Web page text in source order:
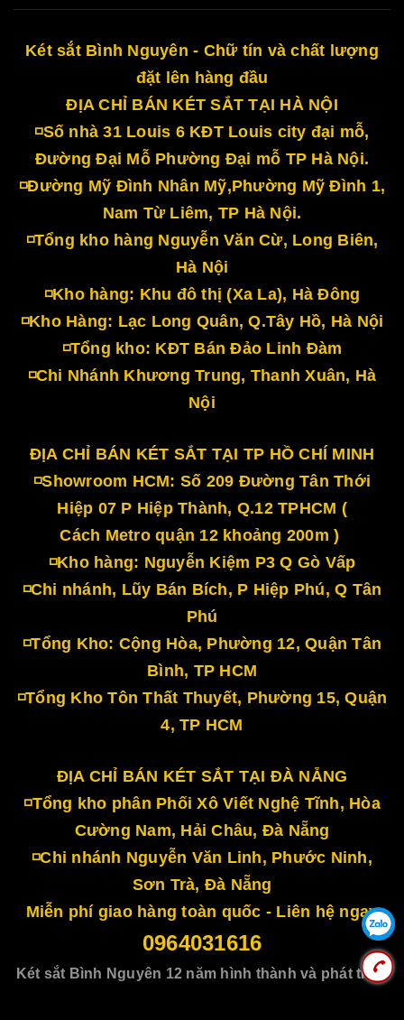
Két sắt Bình Nguyên - Chữ tín và chất lượng
đặt lên hàng đầu
ĐỊA CHỈ BÁN KÉT SẮT TẠI HÀ NỘI
◽Số nhà 31 Louis 6 KĐT Louis city đại mỗ,
Đường Đại Mỗ Phường Đại mỗ TP Hà Nội.
◽Đường Mỹ Đình Nhân Mỹ,Phường Mỹ Đình 1,
Nam Từ Liêm, TP Hà Nội.
◽Tổng kho hàng Nguyễn Văn Cừ, Long Biên,
Hà Nội
◽Kho hàng: Khu đô thị (Xa La), Hà Đông
◽Kho Hàng: Lạc Long Quân, Q.Tây Hồ, Hà Nội
◽Tổng kho: KĐT Bán Đảo Linh Đàm
◽Chi Nhánh Khương Trung, Thanh Xuân, Hà
Nội
ĐỊA CHỈ BÁN KÉT SẮT TẠI TP HỒ CHÍ MINH
◽Showroom HCM: Số 209 Đường Tân Thới
Hiệp 07 P Hiệp Thành, Q.12 TPHCM (
Cách Metro quận 12 khoảng 200m )
◽Kho hàng: Nguyễn Kiệm P3 Q Gò Vấp
◽Chi nhánh, Lũy Bán Bích, P Hiệp Phú, Q Tân
Phú
◽Tổng Kho: Cộng Hòa, Phường 12, Quận Tân
Bình, TP HCM
◽Tổng Kho Tôn Thất Thuyết, Phường 15, Quận
4, TP HCM
ĐỊA CHỈ BÁN KÉT SẮT TẠI ĐÀ NẴNG
◽Tổng kho phân Phối Xô Viết Nghệ Tĩnh, Hòa
Cường Nam, Hải Châu, Đà Nẵng
◽Chi nhánh Nguyễn Văn Linh, Phước Ninh,
Sơn Trà, Đà Nẵng
Miễn phí giao hàng toàn quốc - Liên hệ ngay
0964031616
Két sắt Bình Nguyên 12 năm hình thành và phát triển